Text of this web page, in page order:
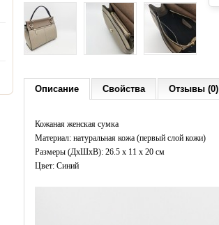
Описание Свойства Отзывы (0)
Кожаная женская сумка
Материал: натуральная кожа (первый слой кожи)
Размеры (ДxШхВ): 26.5 x 11 x 20 см
Цвет: Синий